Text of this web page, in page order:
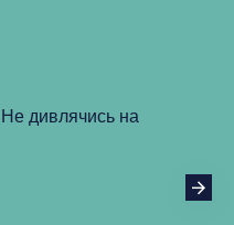
Не дивлячись на